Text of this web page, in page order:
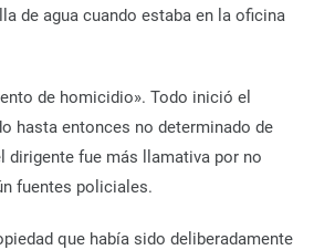
de agua cuando estaba en la oficina
de homicidio». Todo inició el
hasta entonces no determinado de
dirigente fue más llamativa por no
fuentes policiales.
que había sido deliberadamente